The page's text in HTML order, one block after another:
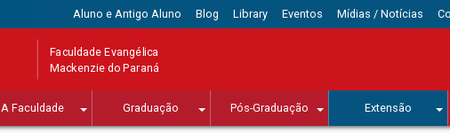
Aluno e Antigo Aluno Blog Library Eventos Mídias / Notícias
Faculdade Evangélica
Mackenzie do Paraná
A Faculdade Graduação Pós-Graduação Extensão